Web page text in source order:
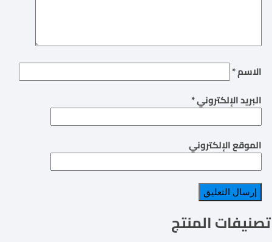
الاسم*
البريد الإلكتروني*
الموقع الإلكتروني
تصنيفات المنتج